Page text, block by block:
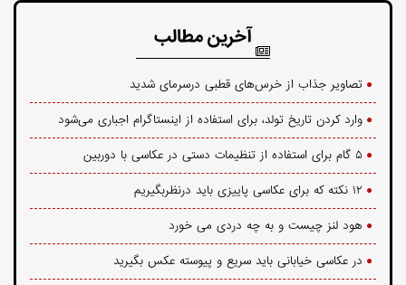
آخرین مطالب
تصاویر جذاب از خرس‌های قطبی درسرمای شدید
وارد کردن تاریخ تولد، برای استفاده از اینستاگرام اجباری می‌شود
۵ گام برای استفاده از تنظیمات دستی در عکاسی با دوربین
۱۲ نکته که برای عکاسی پاییزی باید درنظربگیریم
هود لنز چیست و به چه دردی می خورد
در عکاسی خیابانی باید سریع و پیوسته عکس بگیرید